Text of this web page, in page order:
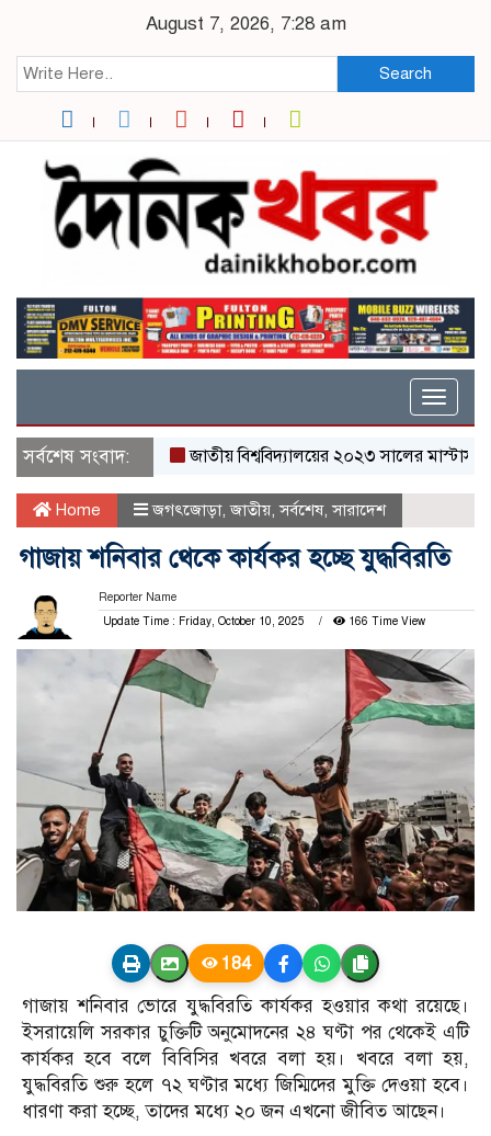
August 7, 2026, 7:28 am
Search
Toggle
সর্বশেষ সংবাদ:
জাতীয় বিশ্ববিদ্যালয়ের ২০২৩ সালের মাস্টার্স
Home জগৎজোড়া,জাতীয়,সর্বশেষ,সারাদেশ
গাজায় শনিবার থেকে কার্যকর হচ্ছে যুদ্ধবিরতি
Reporter Name
Update Time : Friday, October 10, 2025
166 Time View
184
গাজায় শনিবার ভোরে যুদ্ধবিরতি কার্যকর হওয়ার কথা রয়েছে।
ইসরায়েলি সরকার চুক্তিটি অনুমোদনের ২৪ ঘণ্টা পর থেকেই এটি
কার্যকর হবে বলে বিবিসির খবরে বলা হয়। খবরে বলা হয়,
যুদ্ধবিরতি শুরু হলে ৭২ ঘণ্টার মধ্যে জিম্মিদের মুক্তি দেওয়া হবে।
ধারণা করা হচ্ছে, তাদের মধ্যে ২০ জন এখনো জীবিত আছেন।